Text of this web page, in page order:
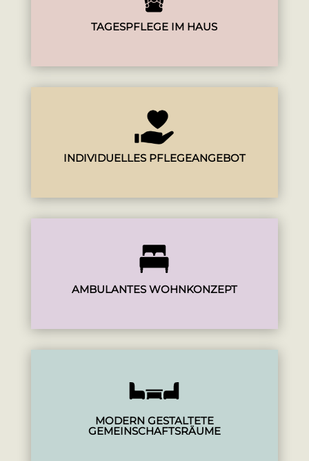
TAGESPFLEGE IM HAUS
INDIVIDUELLES PFLEGEANGEBOT
AMBULANTES WOHNKONZEPT
MODERN GESTALTETE
GEMEINSCHAFTSRÄUME